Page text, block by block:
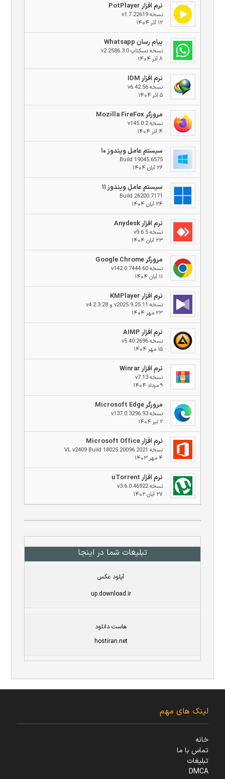
نرم افزار PotPlayer
نسخه v1.7.22619
۱۲ آذر ۱۴۰۴
پیام رسان Whatsapp
نسخه دسکتاپ v2.2586.3.0
۸ آذر ۱۴۰۴
نرم افزار IDM
نسخه v6.42.56
۵ آذر ۱۴۰۴
مرورگر Mozilla FireFox
نسخه v145.0.2
۴ آذر ۱۴۰۴
سیستم عامل ویندوز ۱۰
Build 19045.6575
۲۶ آبان ۱۴۰۴
سیستم عامل ویندوز ۱۱
Build 26200.7171
۲۴ آبان ۱۴۰۴
نرم افزار Anydesk
نسخه v9.6.5
۲۳ آبان ۱۴۰۴
مرورگر Google Chrome
نسخه v142.0.7444.60
۱۱ آبان ۱۴۰۴
نرم افزار KMPlayer
نسخه v2025.9.25.11 و v4.2.3.28
۲۳ مهر ۱۴۰۴
نرم افزار AIMP
نسخه v5.40.2696
۱۵ مهر ۱۴۰۴
نرم افزار Winrar
نسخه v7.13
۹ مرداد ۱۴۰۴
مرورگر Microsoft Edge
نسخه v137.0.3296.93
۲ تیر ۱۴۰۴
نرم افزار Microsoft Office
نسخه 2021 VL v2409 Build 18025.20096
۴ مهر ۱۴۰۳
نرم افزار uTorrent
نسخه v3.6.0.46922
۲۷ آبان ۱۴۰۲
تبلیغات شما در اینجا
آپلود عکس
up.download.ir
هاست دانلود
hostiran.net
لینک های مهم
خانه
تماس با ما
تبلیغات
DMCA